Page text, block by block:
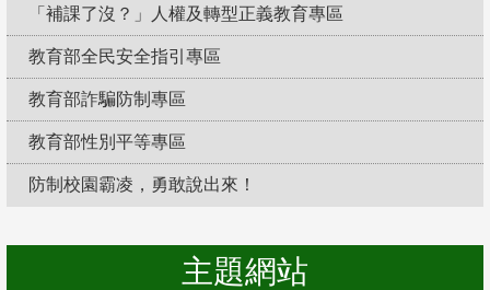
「補課了沒？」人權及轉型正義教育專區
教育部全民安全指引專區
教育部詐騙防制專區
教育部性別平等專區
防制校園霸凌，勇敢說出來！
主題網站